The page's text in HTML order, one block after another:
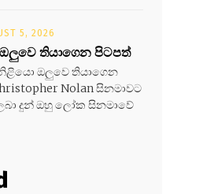
5, 2026
තියාගෙන පිටපත්
ඔලුවෙ තියාගෙන
Nolan සිනමාවට
දුන් ඔහු ලෝක සිනමාවේ